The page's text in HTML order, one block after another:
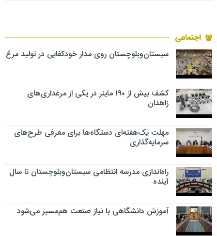
اجتماعی
سیستان‌وبلوچستان روی مدار خودکفایی در تولید مرغ
کشف بیش از ۱۹۰ ماینر در یکی از مرغداری‌های
زاهدان
مهلت یک‌هفته‌ای دستگاه‌ها برای معرفی طرح‌های
سرمایه‌گذاری
راه‌اندازی مدرسه انتظامی سیستان‌وبلوچستان تا سال
آینده
آموزش دانشگاهی با نیاز صنعت هم‌مسیر می‌شود